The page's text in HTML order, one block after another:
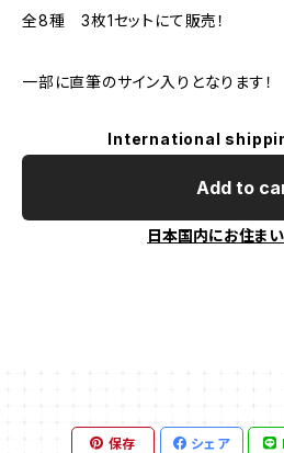
全8種 3枚1セットにて販売！
一部に直筆のサイン入りとなります！
International
Add to
日本国内にお住ま
保存 シェア